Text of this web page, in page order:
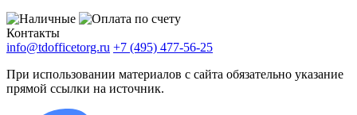
Контакты
info@tdofficetorg.ru +7 (495) 477-56-25
При использовании материалов с сайта обязательно указание
прямой ссылки на источник.